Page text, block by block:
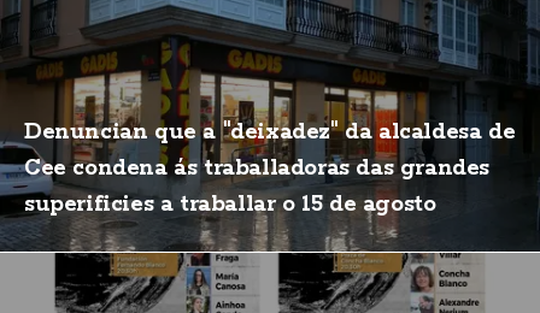
Denuncian que a "deixadez" da alcaldesa de
Cee condena ás traballadoras das grandes
superificies a traballar o 15 de agosto